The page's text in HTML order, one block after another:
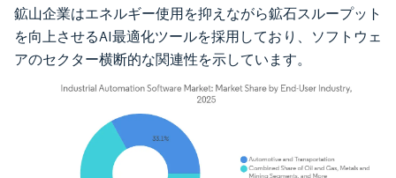
鉱山企業はエネルギー使用を抑えながら鉱石スループット
を向上させるAI最適化ツールを採用しており、ソフトウェ
アのセクター横断的な関連性を示しています。